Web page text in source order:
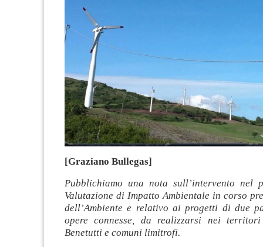
[Graziano Bullegas]
Pubblichiamo una nota sull’intervento nel
Valutazione di Impatto Ambientale in corso
dell’Ambiente e relativo ai progetti di due
opere connesse, da realizzarsi nei
Benetutti e comuni limitrofi.